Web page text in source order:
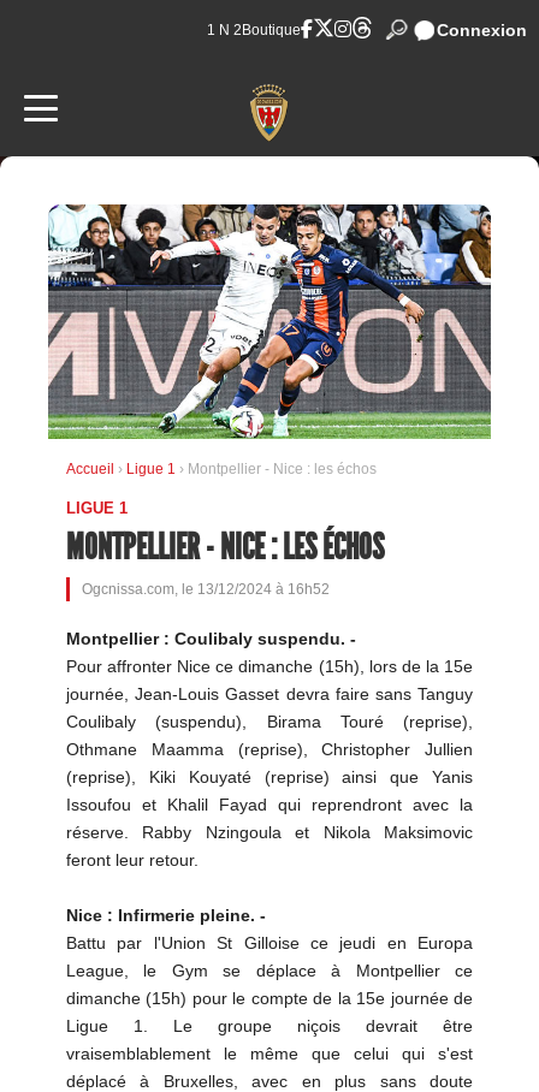
1 N 2 Boutique Connexion
Accueil › Ligue 1 › Montpellier - Nice : les échos
LIGUE 1
MONTPELLIER - NICE : LES ÉCHOS
Ogcnissa.com, le 13/12/2024 à 16h52
Montpellier : Coulibaly suspendu. -
Pour affronter Nice ce dimanche (15h), lors de la 15e
journée, Jean-Louis Gasset devra faire sans Tanguy
Coulibaly (suspendu), Birama Touré (reprise),
Othmane Maamma (reprise), Christopher Jullien
(reprise), Kiki Kouyaté (reprise) ainsi que Yanis
Issoufou et Khalil Fayad qui reprendront avec la
réserve. Rabby Nzingoula et Nikola Maksimovic
feront leur retour.
Nice : Infirmerie pleine. -
Battu par l'Union St Gilloise ce jeudi en Europa
League, le Gym se déplace à Montpellier ce
dimanche (15h) pour le compte de la 15e journée de
Ligue 1. Le groupe niçois devrait être
vraisemblablement le même que celui qui s'est
déplacé à Bruxelles, avec en plus sans doute